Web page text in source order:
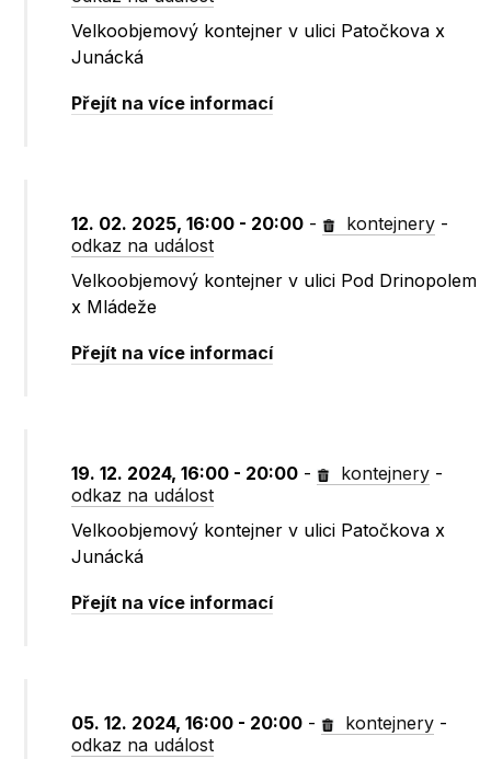
Velkoobjemový kontejner v ulici Patočkova x
Junácká
Přejít na více informací
12. 02. 2025, 16:00 - 20:00 - kontejnery -
odkaz na událost
Velkoobjemový kontejner v ulici Pod Drinopolem
x Mládeže
Přejít na více informací
19. 12. 2024, 16:00 - 20:00 - kontejnery -
odkaz na událost
Velkoobjemový kontejner v ulici Patočkova x
Junácká
Přejít na více informací
05. 12. 2024, 16:00 - 20:00 - kontejnery -
odkaz na událost